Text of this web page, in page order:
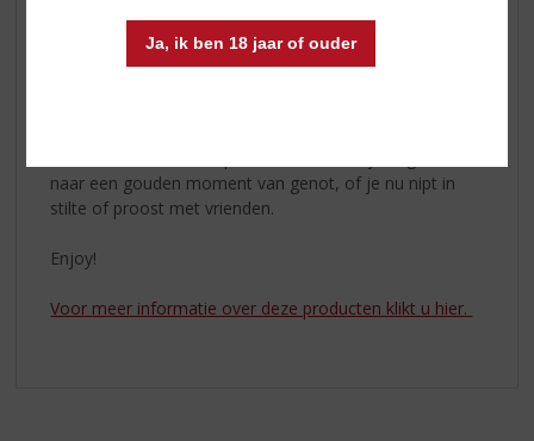
Ja, ik ben 18 jaar of ouder
Het prachtige wezen, de panter, werd het icoon van het
naar een gouden moment van genot, of je nu nipt in
stilte of proost met vrienden.
Enjoy!
Voor meer informatie over deze producten klikt u hier.